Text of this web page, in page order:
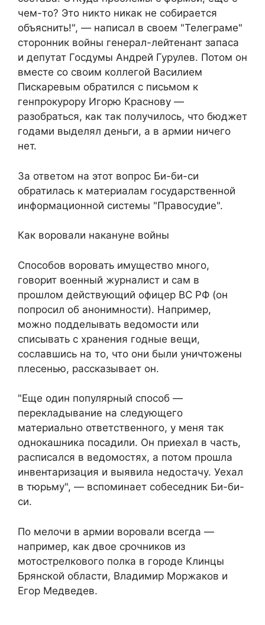
чем-то? Это никто никак не собирается
объяснить!", — написал в своем "Телеграме"
сторонник войны генерал-лейтенант запаса
и депутат Госдумы Андрей Гурулев. Потом он
вместе со своим коллегой Василием
Пискаревым обратился с письмом к
генпрокурору Игорю Краснову —
разобраться, как так получилось, что бюджет
годами выделял деньги, а в армии ничего
нет.
За ответом на этот вопрос Би-би-си
обратилась к материалам государственной
информационной системы "Правосудие".
Как воровали накануне войны
Способов воровать имущество много,
говорит военный журналист и сам в
прошлом действующий офицер ВС РФ (он
попросил об анонимности). Например,
можно подделывать ведомости или
списывать с хранения годные вещи,
сославшись на то, что они были уничтожены
плесенью, рассказывает он.
"Еще один популярный способ —
перекладывание на следующего
материально ответственного, у меня так
однокашника посадили. Он приехал в часть,
расписался в ведомостях, а потом прошла
инвентаризация и выявила недостачу. Уехал
в тюрьму", — вспоминает собеседник Би-би-
си.
По мелочи в армии воровали всегда —
например, как двое срочников из
мотострелкового полка в городе Клинцы
Брянской области, Владимир Моржаков и
Егор Медведев.